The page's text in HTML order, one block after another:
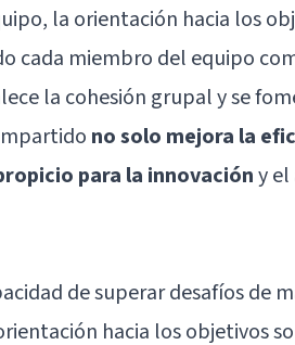
la orientación hacia los
cada miembro del equipo
la cohesión grupal y se
no solo mejora la
para la innovacióny
de superar desafíos de
hacia los objetivos